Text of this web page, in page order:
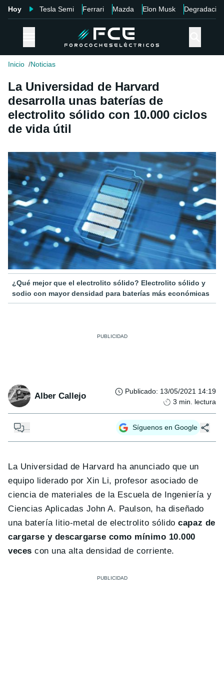
Hoy Tesla Semi Ferrari Mazda Elon Musk Degradación
Inicio Noticias
La Universidad de Harvard
desarrolla unas baterías de
electrolito sólido con 10.000 ciclos
de vida útil
¿Qué mejor que el electrolito sólido? Electrolito sólido y
sodio con mayor densidad para baterías más económicas
Alber Callejo Publicado: 13/05/2021 14:19
3 min. lectura
... Síguenos en Google
La Universidad de Harvard ha anunciado que un
equipo liderado por Xin Li, profesor asociado de
ciencia de materiales de la Escuela de Ingeniería y
Ciencias Aplicadas John A. Paulson, ha diseñado
una batería litio-metal de electrolito sólidocapaz de
cargarse y descargarse como mínimo 10.000
veces con una alta densidad de corriente.